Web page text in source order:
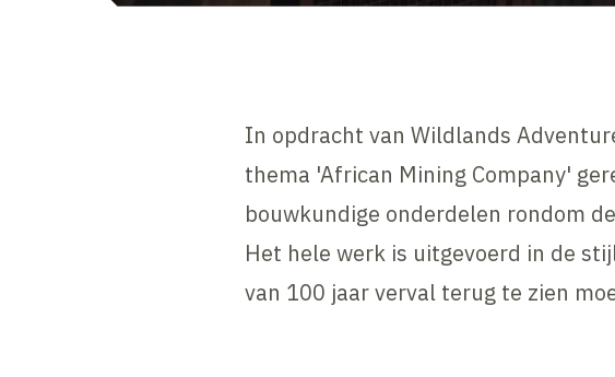
In opdracht van Wildlands
thema 'African Mining Company'
bouwkundige onderdelen rondom
Het hele werk is uitgevoerd in de
van 100 jaar verval terug te zien